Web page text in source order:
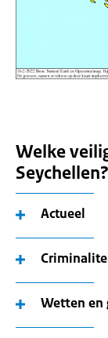
Welke
Seychellen?
Actueel
Wetten en